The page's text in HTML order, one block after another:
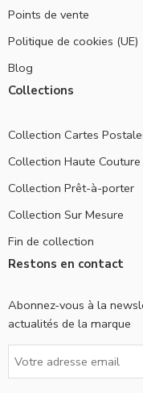
Points de vente
Politique de cookies (UE)
Blog
Collections
Collection Cartes
Collection Haute Couture
Collection Prêt-à-porter
Collection Sur Mesure
Fin de collection
Restons en contact
Abonnez-vous à la
actualités de la marque